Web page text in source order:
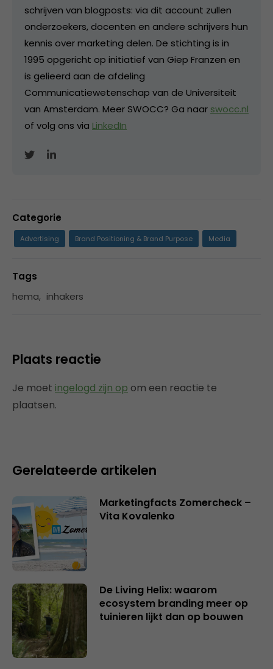
schrijven van blogposts: via dit account zullen
onderzoekers, docenten en andere schrijvers hun
kennis over marketing delen. De stichting is in
1995 opgericht op initiatief van Giep Franzen en
is gelieerd aan de afdeling
Communicatiewetenschap van de Universiteit
van Amsterdam. Meer SWOCC? Ga naar swocc.nl
of volg ons via LinkedIn
Categorie
Advertising Brand Positioning & Brand Purpose Media
Tags
hema, inhakers
Plaats reactie
Je moet ingelogd zijn op om een reactie te
plaatsen.
Gerelateerde artikelen
Marketingfacts Zomercheck –
Vita Kovalenko
De Living Helix: waarom
ecosystem branding meer op
tuinieren lijkt dan op bouwen